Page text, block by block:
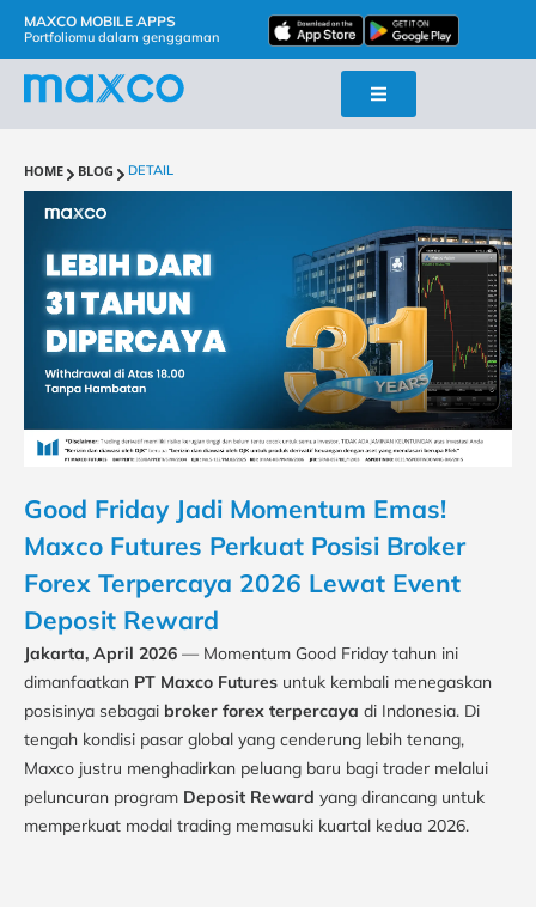
MAXCO MOBILE APPS
Portfoliomu dalam genggaman
HOME BLOG DETAIL
Good Friday Jadi Momentum Emas!
Maxco Futures Perkuat Posisi Broker
Forex Terpercaya 2026 Lewat Event
Deposit Reward
Jakarta, April 2026 — Momentum Good Friday tahun ini
dimanfaatkan PT Maxco Futures untuk kembali menegaskan
posisinya sebagai broker forex terpercaya di Indonesia. Di
tengah kondisi pasar global yang cenderung lebih tenang,
Maxco justru menghadirkan peluang baru bagi trader melalui
peluncuran program Deposit Reward yang dirancang untuk
memperkuat modal trading memasuki kuartal kedua 2026.